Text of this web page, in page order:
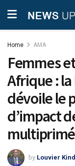
Home AMA
Femmes
Afrique :
dévoile le
d’impact
by Louvier